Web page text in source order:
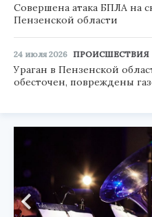
Совершена атака БПЛА на
Пензенской области
24 июля 2026 ПРОИСШЕСТВИЯ
Ураган в Пензенской
обесточен, повреждены